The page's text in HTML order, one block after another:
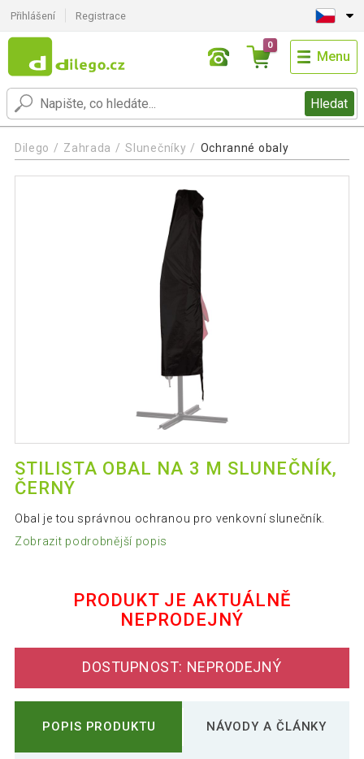
Přihlášení Registrace
Hledat
0
Menu
Dilego Zahrada Slunečníky Ochranné obaly
STILISTA OBAL NA 3 M SLUNEČNÍK,
ČERNÝ
Obal je tou správnou ochranou pro venkovní slunečník.
Zobrazit podrobnější popis
PRODUKT JE AKTUÁLNĚ
NEPRODEJNÝ
DOSTUPNOST: NEPRODEJNÝ
POPIS PRODUKTU NÁVODY A ČLÁNKY